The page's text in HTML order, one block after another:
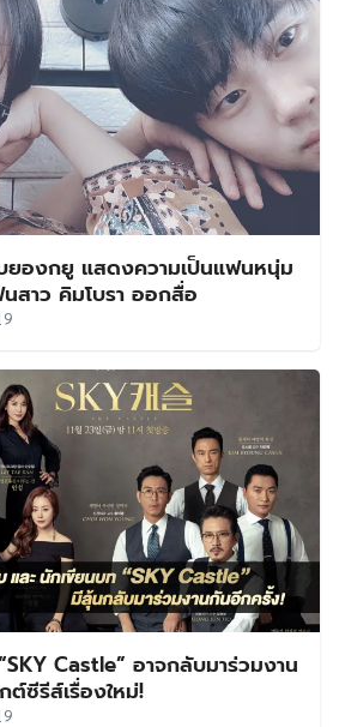
ยองกยู แสดงความเป็นแฟนหนุ่ม
าว คิมโบรา ออกสื่อ
Castle” อาจกลับมาร่วมงาน
ต์ซีรีส์เรื่องใหม่!